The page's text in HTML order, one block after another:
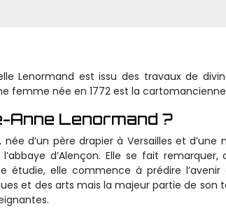
Lenormand est issu des travaux de
femme née en 1772 est la
Anne Lenormand ?
née d’un père drapier à Versailles et
d’Alençon. Elle se fait
étudie, elle commence à prédire
et des arts mais la majeur partie de son